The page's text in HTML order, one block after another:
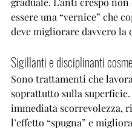
essere una “vernice” che
deve migliorare davvero la
Sigillanti e disciplinanti
Sono trattamenti che
soprattutto sulla
immediata scorrevolezza,
l’effetto “spugna” e